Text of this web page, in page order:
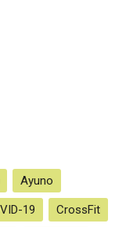
Ayuno
19 CrossFit